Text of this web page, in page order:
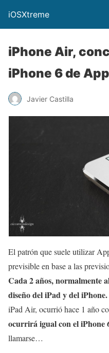
iOSXtreme
iPhone Air,
iPhone 6 de
Javier Castilla
El patrón que suele utilizar
previsible en base a las
Cada 2 años, normalmente
diseño del iPad y del iPhone.
iPad Air, ocurrió hace 1 año
ocurrirá igual con el iPhone
llamarse…